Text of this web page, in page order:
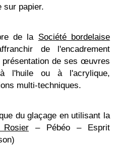
sur papier.
de la Société bordelaise
de l'encadrement
de ses œuvres
l'huile ou à l'acrylique,
multi-techniques.
du glaçage en utilisant la
Rosier – Pébéo – Esprit